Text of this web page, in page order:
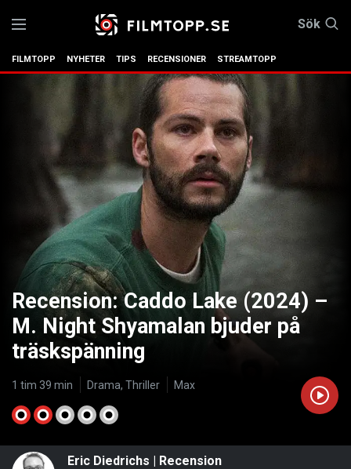
Sök
FILMTOPP NYHETER TIPS RECENSIONER STREAMTOPP
Recension: Caddo Lake (2024) –
M. Night Shyamalan bjuder på
träskspänning
1 tim 39 min Drama, Thriller Max
Eric Diedrichs | Recension